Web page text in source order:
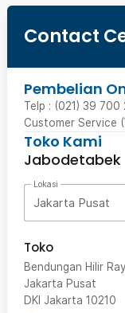
Contact
Pembelian
Telp : (021) 39 700
Customer Service
Toko Kami
Jabodetabek
Lokasi
Jakarta Pusat
Toko
Bendungan Hilir
Jakarta Pusat
DKI Jakarta 10210